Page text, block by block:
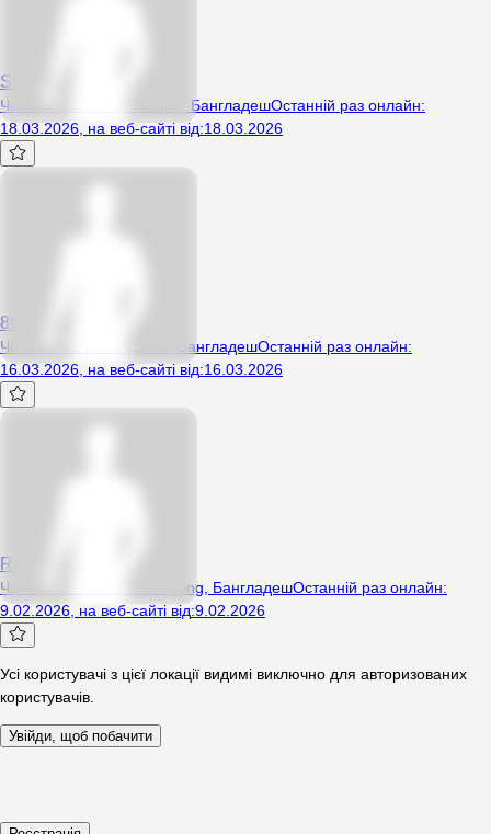
Sami777
Чоловік, 18 років, Gazipur, БангладешОстанній раз онлайн:
18.03.2026, на веб-сайті від:18.03.2026
8BangladeshPatrion6
Чоловік, 32 років, Дакка, БангладешОстанній раз онлайн:
16.03.2026 на веб-сайті від:16.03.2026
Rayhan
Чоловік, 27 років, Chittagong, БангладешОстанній раз онлайн:
9.02.2026 на веб-сайті від:9.02.2026
Усі користувачі з цієї локації видимі виключно для авторизованих
користувачів.
Увійди, щоб побачити